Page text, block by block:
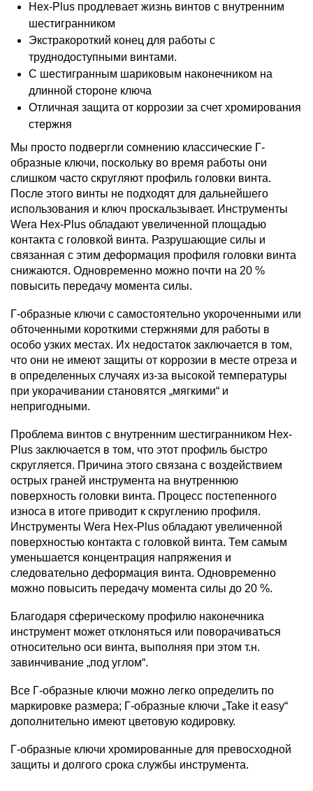
Hex-Plus продлевает жизнь винтов с внутренним
шестигранником
Экстракороткий конец для работы с
труднодоступными винтами.
С шестигранным шариковым наконечником на
длинной стороне ключа
Отличная защита от коррозии за счет хромирования
стержня
Мы просто подвергли сомнению классические Г-
образные ключи, поскольку во время работы они
слишком часто скругляют профиль головки винта.
После этого винты не подходят для дальнейшего
использования и ключ проскальзывает. Инструменты
Wera Hex-Plus обладают увеличенной площадью
контакта с головкой винта. Разрушающие силы и
связанная с этим деформация профиля головки винта
снижаются. Одновременно можно почти на 20 %
повысить передачу момента силы.
Г-образные ключи с самостоятельно укороченными или
обточенными короткими стержнями для работы в
особо узких местах. Их недостаток заключается в том,
что они не имеют защиты от коррозии в месте отреза и
в определенных случаях из-за высокой температуры
при укорачивании становятся „мягкими“ и
непригодными.
Проблема винтов с внутренним шестигранником Hex-
Plus заключается в том, что этот профиль быстро
скругляется. Причина этого связана с воздействием
острых граней инструмента на внутреннюю
поверхность головки винта. Процесс постепенного
износа в итоге приводит к скруглению профиля.
Инструменты Wera Hex-Plus обладают увеличенной
поверхностью контакта с головкой винта. Тем самым
уменьшается концентрация напряжения и
следовательно деформация винта. Одновременно
можно повысить передачу момента силы до 20 %.
Благодаря сферическому профилю наконечника
инструмент может отклоняться или поворачиваться
относительно оси винта, выполняя при этом т.н.
завинчивание „под углом“.
Все Г-образные ключи можно легко определить по
маркировке размера; Г-образные ключи „Take it easy“
дополнительно имеют цветовую кодировку.
Г-образные ключи хромированные для превосходной
защиты и долгого срока службы инструмента.